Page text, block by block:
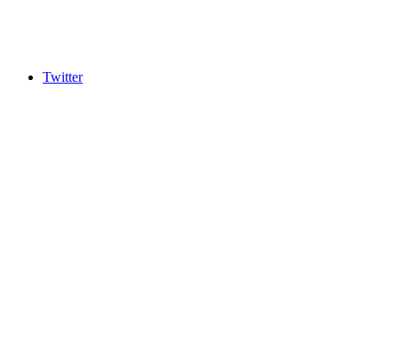
Twitter